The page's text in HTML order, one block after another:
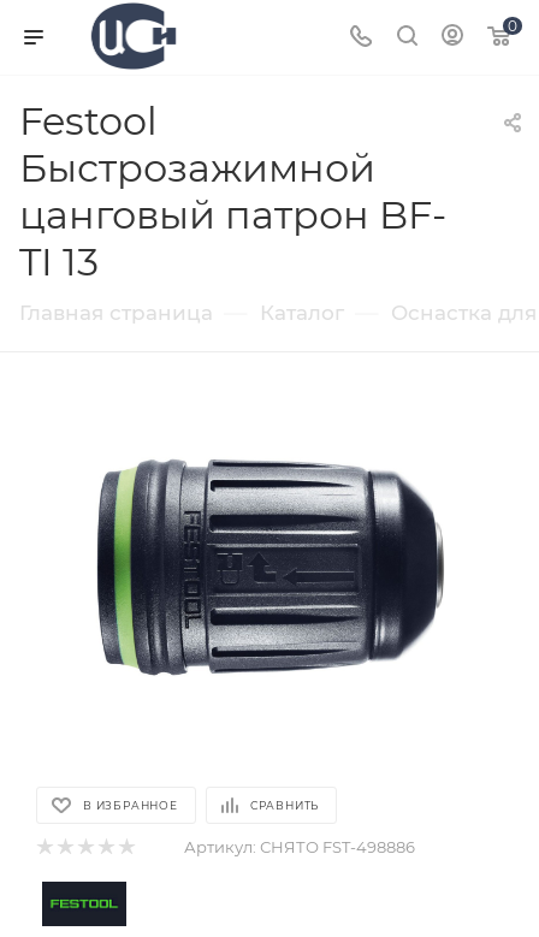
0
Festool
Быстрозажимной
цанговый патрон BF-
TI 13
Главная страница Каталог Оснастка
В ИЗБРАННОЕ СРАВНИТЬ
Артикул: СНЯТО FST-498886